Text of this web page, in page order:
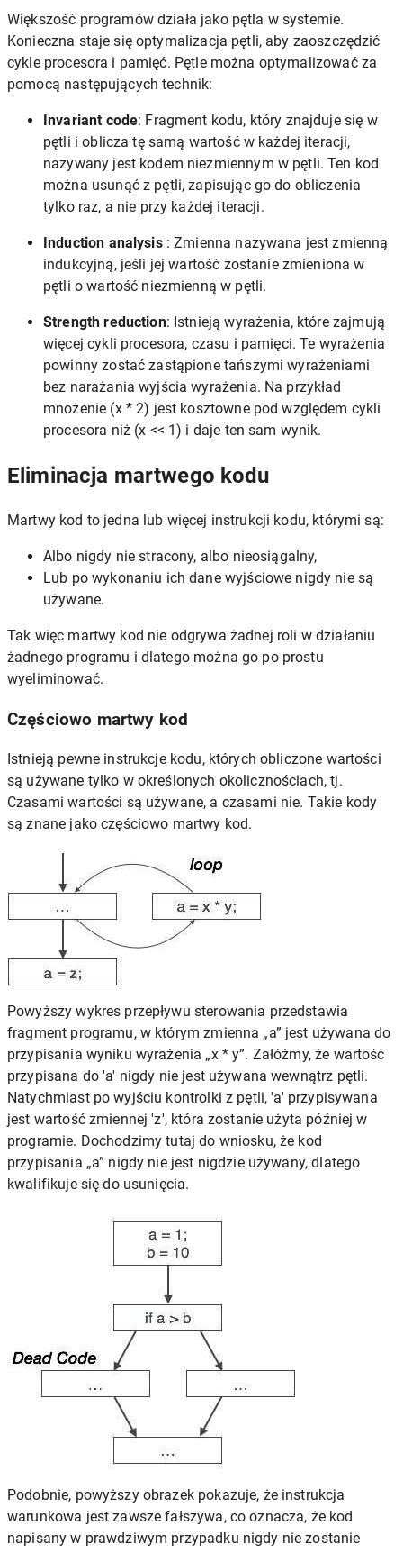
Większość programów działa jako pętla w systemie.
Konieczna staje się optymalizacja pętli, aby zaoszczędzić
cykle procesora i pamięć. Pętle można optymalizować za
pomocą następujących technik:
Invariant code: Fragment kodu, który znajduje się w
pętli i oblicza tę samą wartość w każdej iteracji,
nazywany jest kodem niezmiennym w pętli. Ten kod
można usunąć z pętli, zapisując go do obliczenia
tylko raz, a nie przy każdej iteracji.
Induction analysis: Zmienna nazywana jest zmienną
indukcyjną, jeśli jej wartość zostanie zmieniona w
pętli o wartość niezmienną w pętli.
Strength reduction: Istnieją wyrażenia, które zajmują
więcej cykli procesora, czasu i pamięci. Te wyrażenia
powinny zostać zastąpione tańszymi wyrażeniami
bez narażania wyjścia wyrażenia. Na przykład
mnożenie (x * 2) jest kosztowne pod względem cykli
procesora niż (x << 1) i daje ten sam wynik.
Eliminacja martwego kodu
Martwy kod to jedna lub więcej instrukcji kodu, którymi są:
Albo nigdy nie stracony, albo nieosiągalny,
Lub po wykonaniu ich dane wyjściowe nigdy nie są
używane.
Tak więc martwy kod nie odgrywa żadnej roli w działaniu
żadnego programu i dlatego można go po prostu
wyeliminować.
Częściowo martwy kod
Istnieją pewne instrukcje kodu, których obliczone wartości
są używane tylko w określonych okolicznościach, tj.
Czasami wartości są używane, a czasami nie. Takie kody
są znane jako częściowo martwy kod.
Powyższy wykres przepływu sterowania przedstawia
fragment programu, w którym zmienna „a” jest używana do
przypisania wyniku wyrażenia „x * y”. Załóżmy, że wartość
przypisana do 'a' nigdy nie jest używana wewnątrz pętli.
Natychmiast po wyjściu kontrolki z pętli, 'a' przypisywana
jest wartość zmiennej 'z', która zostanie użyta później w
programie. Dochodzimy tutaj do wniosku, że kod
przypisania „a” nigdy nie jest nigdzie używany, dlatego
kwalifikuje się do usunięcia.
Podobnie, powyższy obrazek pokazuje, że instrukcja
warunkowa jest zawsze fałszywa, co oznacza, że ​​kod
napisany w prawdziwym przypadku nigdy nie zostanie